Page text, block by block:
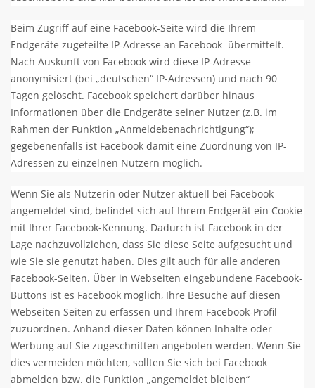
Beim Zugriff auf eine Facebook-Seite wird die Ihrem
Endgeräte zugeteilte IP-Adresse an Facebook übermittelt.
Nach Auskunft von Facebook wird diese IP-Adresse
anonymisiert (bei „deutschen“ IP-Adressen) und nach 90
Tagen gelöscht. Facebook speichert darüber hinaus
Informationen über die Endgeräte seiner Nutzer (z.B. im
Rahmen der Funktion „Anmeldebenachrichtigung“);
gegebenenfalls ist Facebook damit eine Zuordnung von IP-
Adressen zu einzelnen Nutzern möglich.
Wenn Sie als Nutzerin oder Nutzer aktuell bei Facebook
angemeldet sind, befindet sich auf Ihrem Endgerät ein Cookie
mit Ihrer Facebook-Kennung. Dadurch ist Facebook in der
Lage nachzuvollziehen, dass Sie diese Seite aufgesucht und
wie Sie sie genutzt haben. Dies gilt auch für alle anderen
Facebook-Seiten. Über in Webseiten eingebundene Facebook-
Buttons ist es Facebook möglich, Ihre Besuche auf diesen
Webseiten Seiten zu erfassen und Ihrem Facebook-Profil
zuzuordnen. Anhand dieser Daten können Inhalte oder
Werbung auf Sie zugeschnitten angeboten werden. Wenn Sie
dies vermeiden möchten, sollten Sie sich bei Facebook
abmelden bzw. die Funktion „angemeldet bleiben“